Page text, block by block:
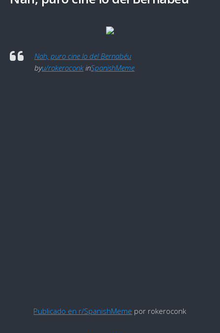
Nah, puro cine lo del Bernabéu
byu/rokeroconk inSpanishMeme
Publicado en r/SpanishMeme por rokeroconk